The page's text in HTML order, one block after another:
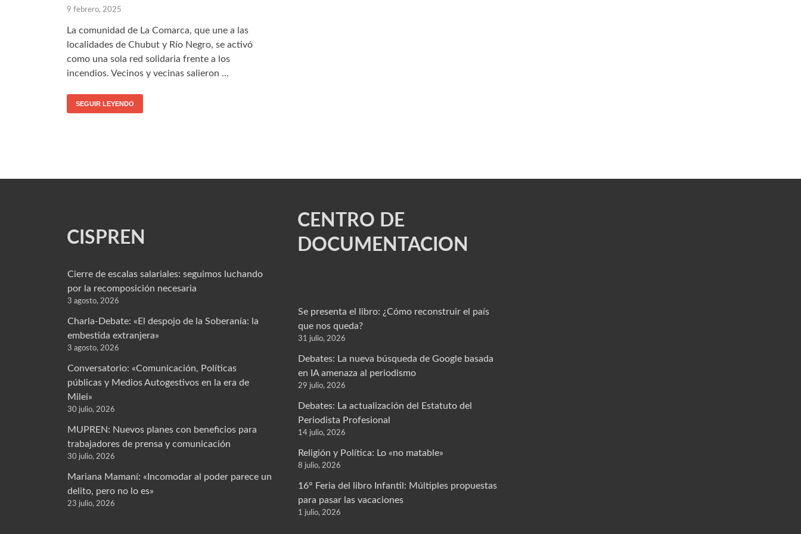
9 febrero, 2025
La comunidad de La Comarca, que une a las
localidades de Chubut y Río Negro, se activó
como una sola red solidaria frente a los
incendios. Vecinos y vecinas salieron …
SEGUIR LEYENDO
CISPREN
Cierre de escalas salariales: seguimos luchando
por la recomposición necesaria
3 agosto, 2026
Charla-Debate: «El despojo de la Soberanía: la
embestida extranjera»
3 agosto, 2026
Conversatorio: «Comunicación, Políticas
públicas y Medios Autogestivos en la era de
Milei»
30 julio, 2026
MUPREN: Nuevos planes con beneficios para
trabajadores de prensa y comunicación
30 julio, 2026
Mariana Mamaní: «Incomodar al poder parece un
delito, pero no lo es»
23 julio, 2026
CENTRO DE
DOCUMENTACION
Se presenta el libro: ¿Cómo reconstruir el país
que nos queda?
31 julio, 2026
Debates: La nueva búsqueda de Google basada
en IA amenaza al periodismo
29 julio, 2026
Debates: La actualización del Estatuto del
Periodista Profesional
14 julio, 2026
Religión y Política: Lo «no matable»
8 julio, 2026
16° Feria del libro Infantil: Múltiples propuestas
para pasar las vacaciones
1 julio, 2026